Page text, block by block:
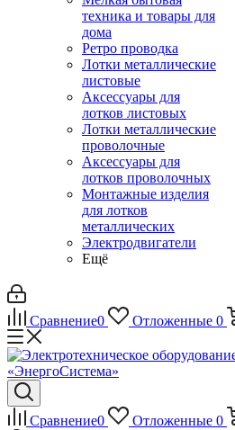
техника и товары для
дома
Ретро проводка
Лотки металлические
листовые
Аксессуары для
лотков листовых
Лотки металлические
проволочные
Аксессуары для
лотков проволочных
Монтажные изделия
для лотков
металлических
Электродвигатели
Ещё
Сравнение0 Отложенные 0
Сравнение0 Отложенные 0